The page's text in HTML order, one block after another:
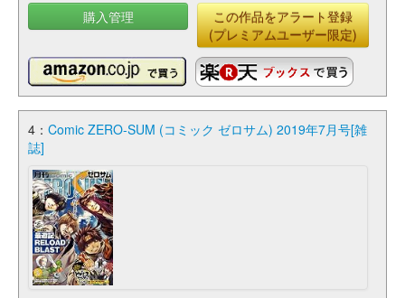
購入管理
この作品をアラート登録
(プレミアムユーザー限定)
4： Comic ZERO-SUM (コミック ゼロサム) 2019年7月号[雑
誌]